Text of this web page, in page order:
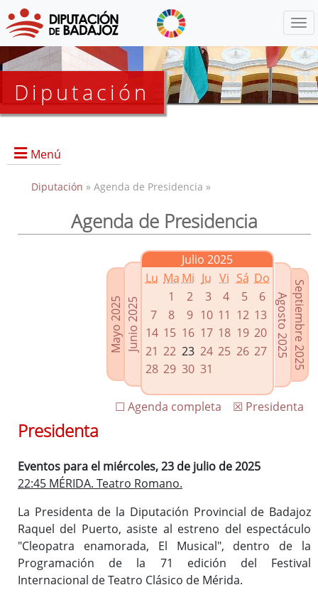
Diputación
Menú
Presidencia
Enlaces relacionados
Agenda de Presidencia
Plenos provinciales y Juntas de gobierno
Oficina de Proyectos Europeos
Diputación » Agenda de Presidencia »
Agenda de Presidencia
Mayo 2025Junio 2025
Julio 2025
Lu Ma Mi Ju Vi Sá Do
1
2 3 4 5
6
7
8 9 10 11 12 13
14 15 16 17 18 19 20
21 22 23 24 25 26 27
28 29 30 31 Septiembre 2025
Agosto 2025
☒ Presidenta
☐ Agenda completa
Presidenta
Eventos para el miércoles, 23 de julio de 2025
22:45 MÉRIDA. Teatro Romano.
La Presidenta de la Diputación Provincial de Badajoz
Raquel del Puerto, asiste al estreno del espectáculo
"Cleopatra enamorada, El Musical", dentro de la
Programación de la 71 edición del Festival
Internacional de Teatro Clásico de Mérida.